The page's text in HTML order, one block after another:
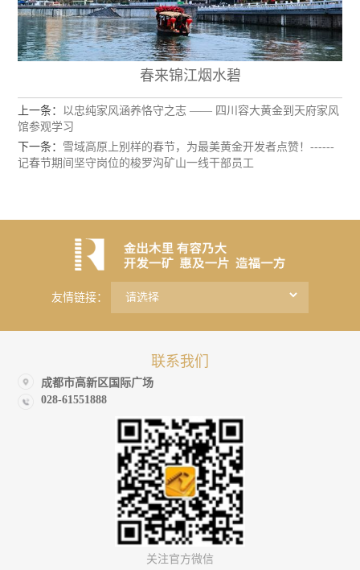
春来锦江烟水碧
上一条： 以忠纯家风涵养恪守之志 —— 四川容大黄金到天府家风
馆参观学习
下一条： 雪域高原上别样的春节，为最美黄金开发者点赞！------
记春节期间坚守岗位的梭罗沟矿山一线干部员工
友情链接：
联系我们
成都市高新区国际广场
028-61551888
关注官方微信